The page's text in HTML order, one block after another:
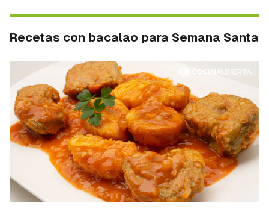
Recetas con bacalao para Semana Santa